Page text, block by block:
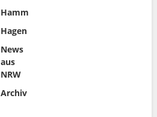
Hamm
Hagen
News
aus
NRW
Archiv